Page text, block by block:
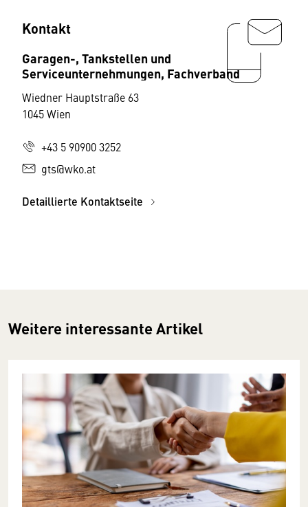
Kontakt
Garagen-, Tankstellen und
Serviceunternehmungen, Fachverband
Wiedner Hauptstraße 63
1045 Wien
+43 5 90900 3252
gts@wko.at
Detaillierte Kontaktseite
Weitere interessante Artikel